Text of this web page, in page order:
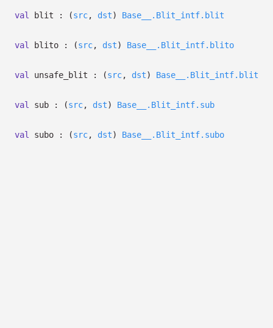
val blit : (src, dst) Base__.Blit_intf.blit
val blito : (src, dst) Base__.Blit_intf.blito
val unsafe_blit : (src, dst) Base__.Blit_intf.blit
val sub : (src, dst) Base__.Blit_intf.sub
val subo : (src, dst) Base__.Blit_intf.subo